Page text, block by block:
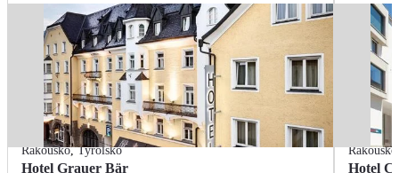
Rakousko,Tyrolsko
Hotel Grauer Bär
Rakousko
Hotel